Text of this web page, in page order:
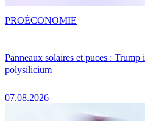
Panneaux solaires et puces : Trump
polysilicium
07.08.2026
PROÉCONOMIE